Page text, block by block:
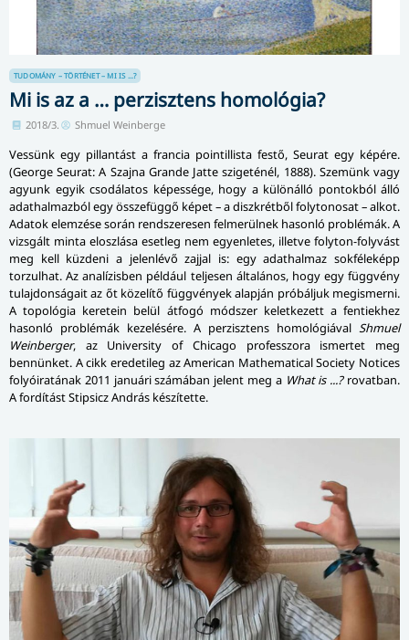
TUDOMÁNY – TÖRTÉNET – MI IS ...?
Mi is az a … perzisztens homológia?
2018/3. Shmuel Weinberge
Vessünk egy pillantást a francia pointillista festő, Seurat egy képére.
(George Seurat: A Szajna Grande Jatte szigeténél, 1888). Szemünk vagy
agyunk egyik csodálatos képessége, hogy a különálló pontokból álló
adathalmazból egy összefüggő képet – a diszkrétből folytonosat – alkot.
Adatok elemzése során rendszeresen felmerülnek hasonló problémák. A
vizsgált minta eloszlása esetleg nem egyenletes, illetve folyton-folyvást
meg kell küzdeni a jelenlévő zajjal is: egy adathalmaz sokféleképp
torzulhat. Az analízisben például teljesen általános, hogy egy függvény
tulajdonságait az őt közelítő függvények alapján próbáljuk megismerni.
A topológia keretein belül átfogó módszer keletkezett a fentiekhez
hasonló problémák kezelésére. A perzisztens homológiával Shmuel
Weinberger, az University of Chicago professzora ismertet meg
bennünket. A cikk eredetileg az American Mathematical Society Notices
folyóiratának 2011 januári számában jelent meg a What is ...?rovatban.
A fordítást Stipsicz András készítette.